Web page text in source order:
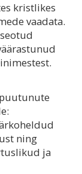
kristlikes
vaadata.
ning
ja